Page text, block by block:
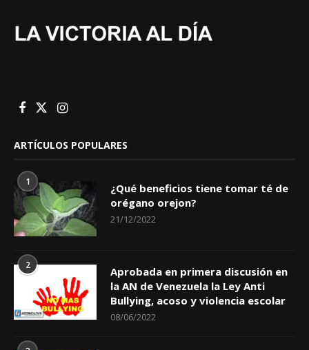
ARTÍCULOS POPULARES
1
¿Qué beneficios tiene tomar té de
orégano orejon?
21/12/2022
2
Aprobada en primera discusión en
la AN de Venezuela la Ley Anti
Bullying, acoso y violencia escolar
08/06/2022